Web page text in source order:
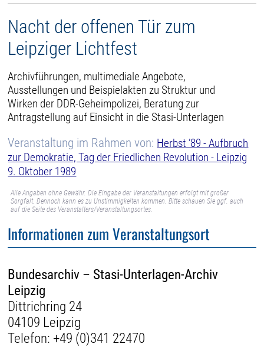
Nacht der offenen Tür zum
Leipziger Lichtfest
Archivführungen, multimediale Angebote,
Ausstellungen und Beispielakten zu Struktur und
Wirken der DDR-Geheimpolizei, Beratung zur
Antragstellung auf Einsicht in die Stasi-Unterlagen
Veranstaltung im Rahmen von: Herbst ’89 - Aufbruch
zur Demokratie, Tag der Friedlichen Revolution - Leipzig
9. Oktober 1989
Alle Angaben ohne Gewähr. Die Eingabe der Veranstaltungen erfolgt mit großer
Sorgfalt. Dennoch kann es zu Unstimmigkeiten kommen. Bitte schauen Sie ggf. auch
auf die Seite des Veranstalters/Veranstaltungsortes.
Informationen zum Veranstaltungsort
Bundesarchiv – Stasi-Unterlagen-Archiv
Leipzig
Dittrichring 24
04109 Leipzig
Telefon: +49 (0)341 22470